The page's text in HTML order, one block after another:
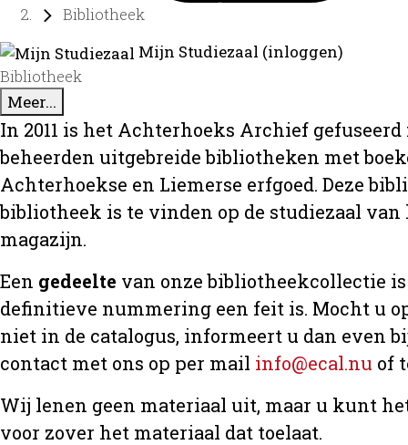
Bibliotheek
Mijn Studiezaal (inloggen)
Bibliotheek
Meer...
In 2011 is het Achterhoeks Archief
beheerden uitgebreide bibliotheken met
Achterhoekse en Liemerse erfgoed. Deze
bibliotheek is te vinden op de studiezaal
magazijn.
Een gedeelte van onze bibliotheekcollectie
definitieve nummering een feit is. Mocht u
niet in de catalogus, informeert u dan even
contact met ons op per mail info@ecal.nu of
Wij lenen geen materiaal uit, maar u kunt
voor zover het materiaal dat toelaat.